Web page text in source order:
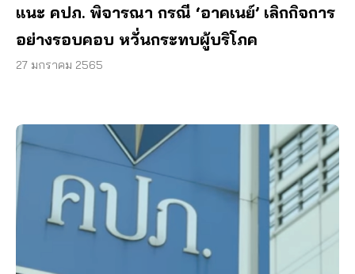
แนะ คปภ. พิจารณา กรณี ‘อาคเนย์’ เลิกกิจการ
อย่างรอบคอบ หวั่นกระทบผู้บริโภค
27 มกราคม 2565